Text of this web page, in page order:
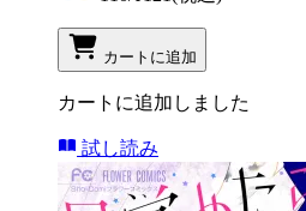
カートに追加
カートに追加しました
試し読み